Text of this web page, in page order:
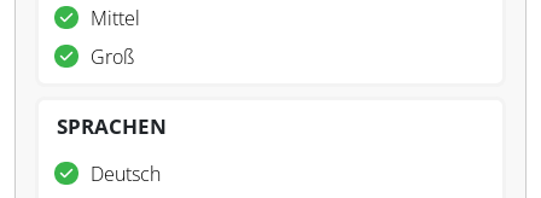
Mittel
Groß
SPRACHEN
Deutsch